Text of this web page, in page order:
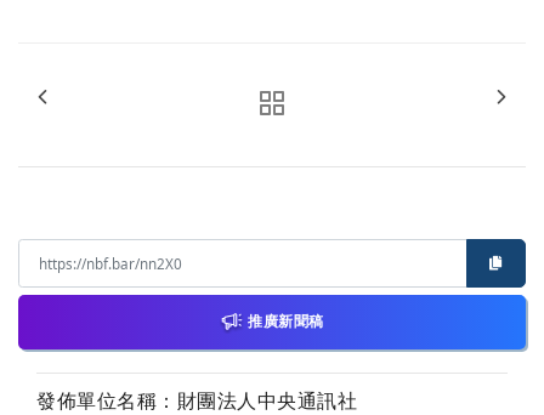
推廣新聞稿
發佈單位名稱：財團法人中央通訊社